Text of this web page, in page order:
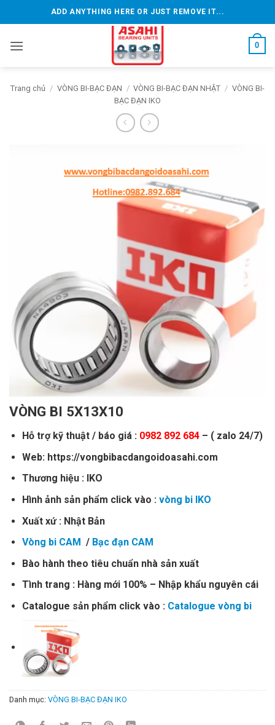
qua
dung
ADD ANYTHING HERE OR JUST REMOVE IT...
0
Trang chủ / VÒNG BI-BẠC ĐẠN / VÒNG BI-BẠC ĐẠN NHẬT / VÒNG BI-
BẠC ĐẠN IKO
VÒNG BI 5X13X10
Hỗ trợ kỹ thuật / báo giá : 0982 892 684– ( zalo 24/7)
Web: https://vongbibacdangoidoasahi.com
Thương hiệu : IKO
Hình ảnh sản phẩm click vào : vòng bi IKO
Xuất xứ : Nhật Bản
Vòng bi CAM / Bạc đạn CAM
Bào hành theo tiêu chuẩn nhà sản xuất
Tình trang : Hàng mới 100% – Nhập khẩu nguyên cái
Catalogue sản phẩm click vào : Catalogue vòng bi
Danh mục: VÒNG BI-BẠC ĐẠN IKO